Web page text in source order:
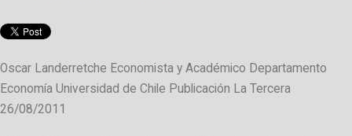
Oscar Landerretche Economista y Académico Departamento
Economía Universidad de Chile Publicación La Tercera
26/08/2011